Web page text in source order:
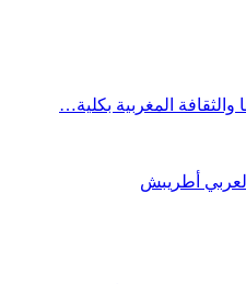
والثقافة المغربية بكلية…
أطريبش